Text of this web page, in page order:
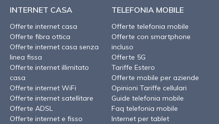
INTERNET CASA
Offerte internet casa
Offerte fibra ottica
Offerte internet casa senza
linea fissa
Offerte internet illimitato
casa
Offerte internet WiFi
Offerte internet satellitare
Offerte ADSL
Offerte internet e fisso
TELEFONIA MOBILE
Offerte telefonia mobile
Offerte con smartphone
incluso
Offerte 5G
Tariffe Estero
Offerte mobile per aziende
Opinioni Tariffe cellulari
Guide telefonia mobile
Faq telefonia mobile
Internet per tablet